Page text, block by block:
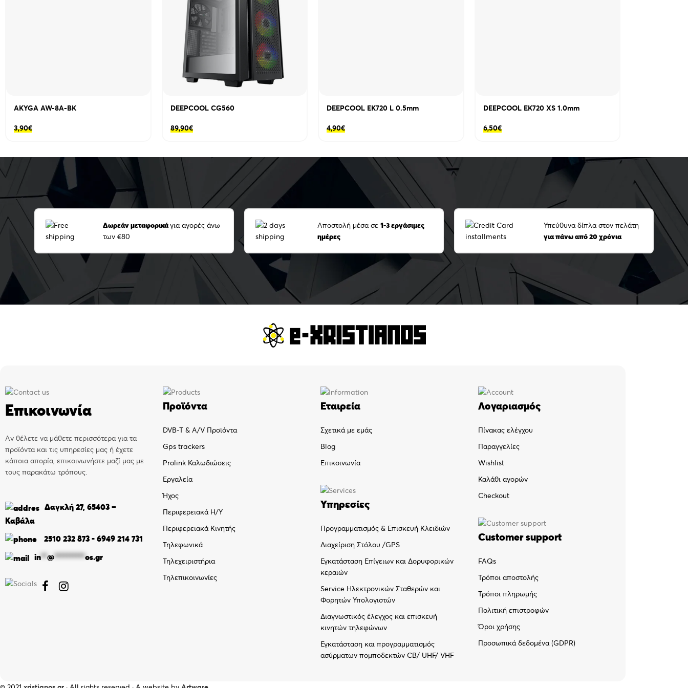
AKYGA AW-8A-BK
3,90€
DEEPCOOL CG560
89,90€
DEEPCOOL EK720 L 0.5mm
4,90€
DEEPCOOL EK720 XS 1.0mm
6,50€
Δωρεάν μεταφορικάγια αγορές άνω
των €80
Αποστολή μέσα σε 1-3 εργάσιμες
ημέρες
Υπεύθυνα δίπλα στον πελάτη
για πάνω από 20 χρόνια
Επικοινωνία
Αν θέλετε να μάθετε περισσότερα για τα
προϊόντα και τις υπηρεσίες μας ή έχετε
κάποια απορία, επικοινωνήστε μαζί μας με
τους παρακάτω τρόπους.
Δαγκλή 27, 65403 –
Καβάλα
2510 232 873 - 6949 214 731
in**@**********os.gr
 
Προϊόντα
DVB-T & A/V Προϊόντα
Gps trackers
Prolink Καλωδιώσεις
Εργαλεία
Ήχος
Περιφερειακά Η/Υ
Περιφερειακά Κινητής
Τηλεφωνικά
Τηλεχειριστήρια
Τηλεπικοινωνίες
Εταιρεία
Σχετικά με εμάς
Blog
Επικοινωνία
Υπηρεσίες
Προγραμματισμός & Επισκευή Κλειδιών
Διαχείριση Στόλου /GPS
Εγκατάσταση Επίγειων και Δορυφορικών
κεραιών
Service Ηλεκτρονικών Σταθερών και
Φορητών Υπολογιστών
Διαγνωστικός έλεγχος και επισκευή
κινητών τηλεφώνων
Εγκατάσταση και προγραμματισμός
ασύρματων πομποδεκτών CB/ UHF/ VHF
Λογαριασμός
Πίνακας ελέγχου
Παραγγελίες
Wishlist
Καλάθι αγορών
Checkout
Customer support
FAQs
Τρόποι αποστολής
Τρόποι πληρωμής
Πολιτική επιστροφών
Όροι χρήσης
Προσωπικά δεδομένα (GDPR)